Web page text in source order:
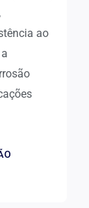
ao